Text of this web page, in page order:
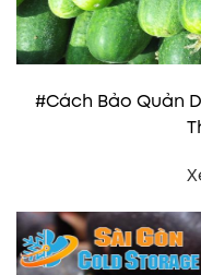
#Cách Bảo Quản